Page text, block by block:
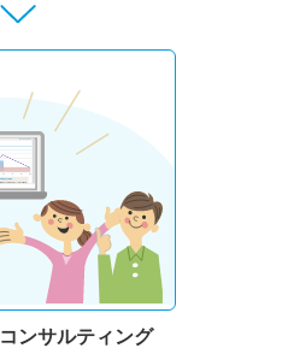
コンサルティング